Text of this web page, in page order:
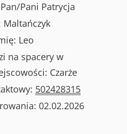
Pani Patrycja
Maltańczyk
Leo
na spacery w
Czarże
502428315
02.02.2026